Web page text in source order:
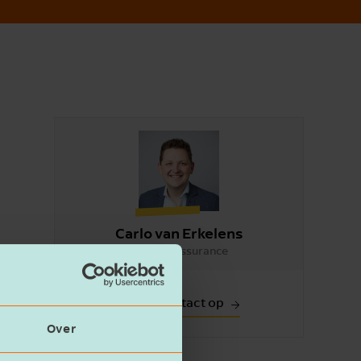
Over
in,
Carlo van Erkelens
Partner Assurance
Neem contact op